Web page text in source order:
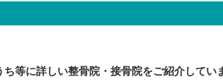
等に詳しい整骨院・接骨院をご紹介してい